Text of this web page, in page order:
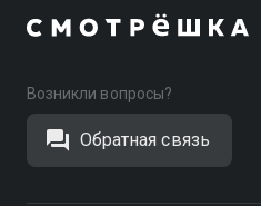
Возникли вопросы?
Обратная связь